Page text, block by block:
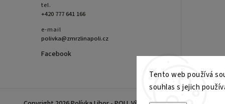
Tento web používá
souhlas s jejich
tel.
+420 777 641 166
e-mail
polivka@zmrzlinapoli.cz
Facebook